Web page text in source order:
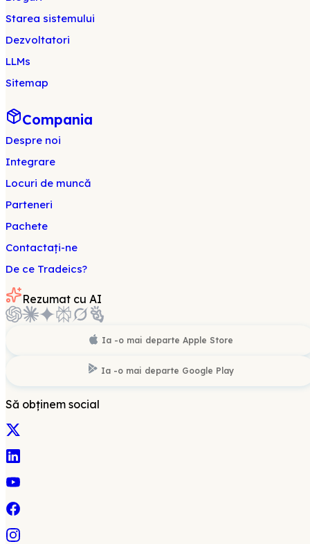
Starea sistemului
Dezvoltatori
LLMs
Sitemap
Compania
Despre noi
Integrare
Locuri de muncă
Parteneri
Pachete
Contactați-ne
De ce Tradeics?
Rezumat cu AI
Ia -o mai departe Apple Store
Ia -o mai departe Google Play
Să obținem social